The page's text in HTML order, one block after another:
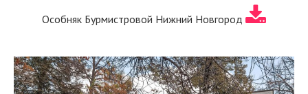
Особняк Бурмистровой Нижний Новгород